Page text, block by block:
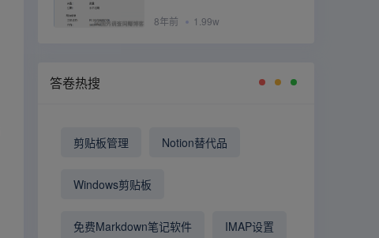
8年前 1.99w
答卷热搜
剪贴板管理 Notion替代品
Windows剪贴板
免费Markdown笔记软件 IMAP设置